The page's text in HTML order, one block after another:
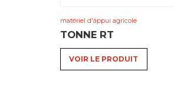
matériel d'áppui agricole
TONNE RT
VOIR LE PRODUIT